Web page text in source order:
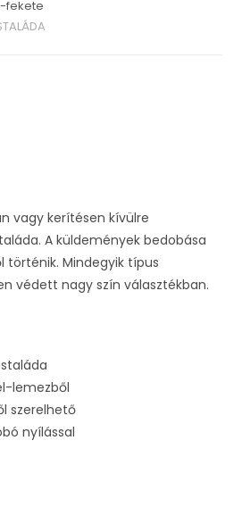
fekete
vagy kerítésen kívülre
A küldemények bedobása
történik. Mindegyik típus
védett nagy szín választékban.
lemezből
szerelhető
nyílással